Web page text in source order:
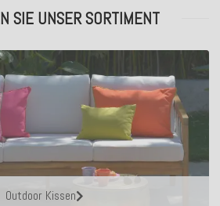
SIE UNSER SORTIMENT
Outdoor Kissen